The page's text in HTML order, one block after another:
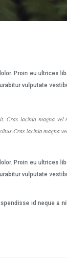
Proin eu ultrices
vulputate
lacinia magna vel
lacinia magna
Proin eu ultrices
vulputate
id neque a